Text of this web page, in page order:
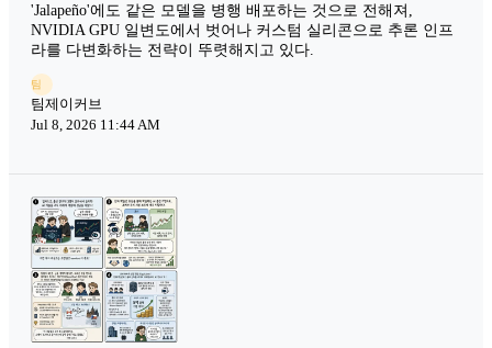
'Jalapeño'에도 같은 모델을 병행 배포하는 것으로 전해져,
NVIDIA GPU 일변도에서 벗어나 커스텀 실리콘으로 추론 인프
라를 다변화하는 전략이 뚜렷해지고 있다.
팀
팀제이커브
Jul 8, 2026 11:44 AM